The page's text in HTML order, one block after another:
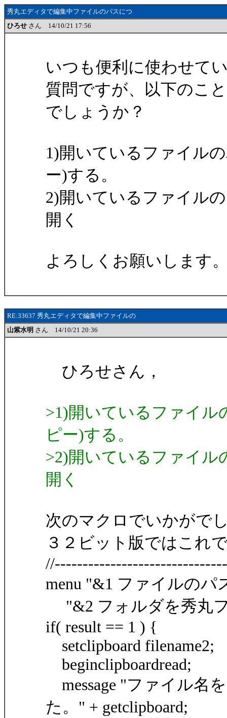
秀丸エディタで編集中ファイルのパスにつ
ひろせ さん 14/10/21 17:56
いつも便利に使わせて
質問ですが、以下のこ
でしょうか？
1)開いているファイル
ー)する。
2)開いているファイル
開く
よろしくお願いします
RE:33637 秀丸エディタで編集中ファイルの
山紫水明 さん 14/10/21 20:36
ひろせさん，
>1)開いているファイル
ピー)する。
>2)開いているファイル
開く
次のマクロでいかがで
３２ビット版ではこれ
menu "&1 ファイルのパ
"&2 フォルダを秀丸
if( result == 1 ) {
setclipboard filename2;
beginclipboardread;
message "ファイル名
た。" + getclipboard;